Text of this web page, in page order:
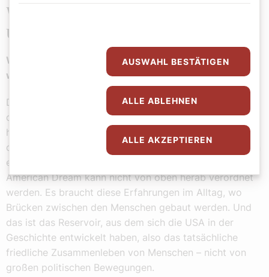
Wünsche zum 250. Geburtstag der
USA
Was sollten wir denn den USA zum 250. Geburtstag
wünschen?
Der amerikanische Traum ist über weite Strecken in
dieser Selbstverständlichkeit ausgeträumt. Aber 2026
hat uns auch gezeigt, dass es immer noch Kräfte gibt,
die an einem friedlichen Zusammenleben in den USA, an
einem respektvollen Miteinander festhalten. Der
American Dream kann nicht von oben herab verordnet
werden. Es braucht diese Erfahrungen im Alltag, wo
Brücken zwischen den Menschen gebaut werden. Und
das ist das Reservoir, aus dem sich die USA in der
Geschichte entwickelt haben, also das tatsächliche
friedliche Zusammenleben von Menschen – nicht von
großen politischen Bewegungen.
AUSWAHL BESTÄTIGEN
ALLE ABLEHNEN
ALLE AKZEPTIEREN